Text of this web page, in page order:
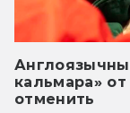
кальмара»
отменить